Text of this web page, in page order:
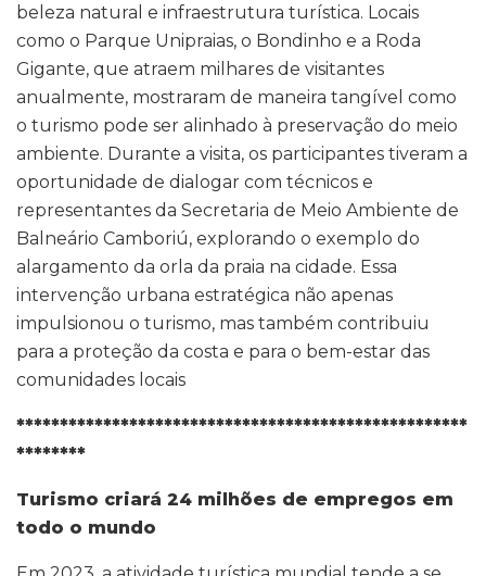
beleza natural e infraestrutura turística. Locais
como o Parque Unipraias, o Bondinho e a Roda
Gigante, que atraem milhares de visitantes
anualmente, mostraram de maneira tangível como
o turismo pode ser alinhado à preservação do meio
ambiente. Durante a visita, os participantes tiveram a
oportunidade de dialogar com técnicos e
representantes da Secretaria de Meio Ambiente de
Balneário Camboriú, explorando o exemplo do
alargamento da orla da praia na cidade. Essa
intervenção urbana estratégica não apenas
impulsionou o turismo, mas também contribuiu
para a proteção da costa e para o bem-estar das
comunidades locais
****************************************************
********
Turismo criará 24 milhões de empregos em
todo o mundo